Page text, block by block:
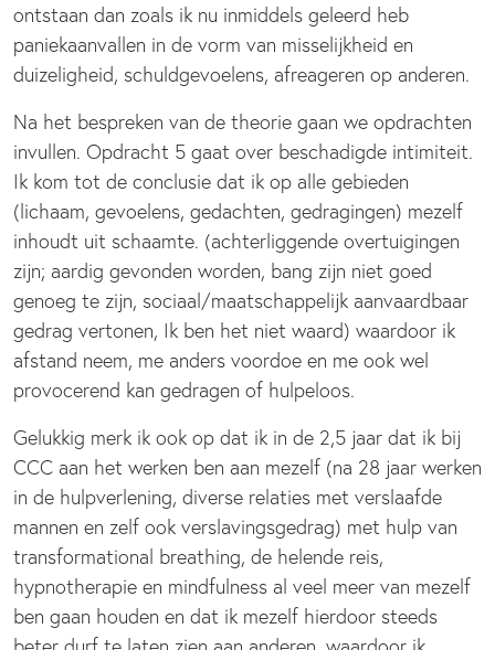
ontstaan dan zoals ik nu inmiddels geleerd heb
paniekaanvallen in de vorm van misselijkheid en
duizeligheid, schuldgevoelens, afreageren op anderen.
Na het bespreken van de theorie gaan we opdrachten
invullen. Opdracht 5 gaat over beschadigde intimiteit.
Ik kom tot de conclusie dat ik op alle gebieden
(lichaam, gevoelens, gedachten, gedragingen) mezelf
inhoudt uit schaamte. (achterliggende overtuigingen
zijn; aardig gevonden worden, bang zijn niet goed
genoeg te zijn, sociaal/maatschappelijk aanvaardbaar
gedrag vertonen, Ik ben het niet waard) waardoor ik
afstand neem, me anders voordoe en me ook wel
provocerend kan gedragen of hulpeloos.
Gelukkig merk ik ook op dat ik in de 2,5 jaar dat ik bij
CCC aan het werken ben aan mezelf (na 28 jaar werken
in de hulpverlening, diverse relaties met verslaafde
mannen en zelf ook verslavingsgedrag) met hulp van
transformational breathing, de helende reis,
hypnotherapie en mindfulness al veel meer van mezelf
ben gaan houden en dat ik mezelf hierdoor steeds